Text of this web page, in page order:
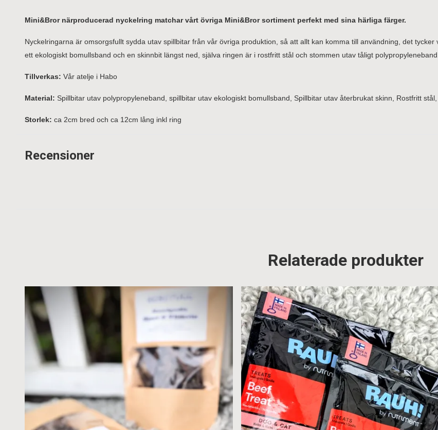
Mini&Bror närproducerad nyckelring matchar vårt övriga Mini&Bror sortiment perfekt med sina härliga färger.
Nyckelringarna är omsorgsfullt sydda utav spillbitar från vår övriga produktion, så att allt kan komma till användning, det
ett ekologiskt bomullsband och en skinnbit längst ned, själva ringen är i rostfritt stål och stommen utav tåligt polypropyleneband.
Tillverkas: Vår atelje i Habo
Material: Spillbitar utav polypropyleneband, spillbitar utav ekologiskt bomullsband, Spillbitar utav återbrukat skinn, Rostfritt
Storlek: ca 2cm bred och ca 12cm lång inkl ring
Recensioner
Relaterade produkter